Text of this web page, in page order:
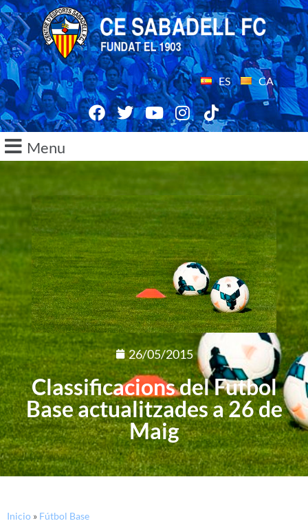
ES CA
Menu
26/05/2015
Classificacions del Futbol
Base actualitzades a 26 de
Maig
Inicio » Fútbol Base